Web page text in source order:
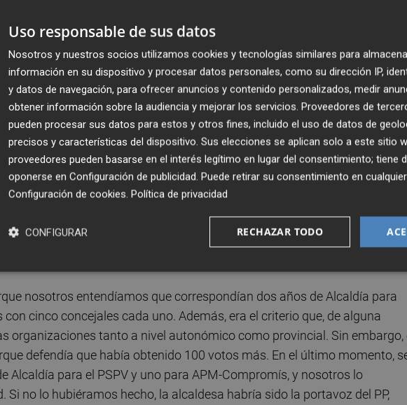
Comarca y empresa
Cambios en las alcaldías
valencianas: ¿quién asume la
vara de mando el último año
de legislatura?
Paula Picher
alcaldía entre PSPV y APM-Compromís fue uno de los principales
2023. ¿Cómo valora ahora, con cierta perspectiva, aquel
nosotros entendíamos que correspondían dos años de Alcaldía para
cinco concejales cada uno. Además, era el criterio que, de alguna
organizaciones tanto a nivel autonómico como provincial. Sin embargo,
defendía que había obtenido 100 votos más. En el último momento,
Alcaldía para el PSPV y uno para APM-Compromís, y nosotros lo
no lo hubiéramos hecho, la alcaldesa habría sido la portavoz del PP,
Uso responsable de sus datos
Nosotros y nuestros socios utilizamos cookies y tecnologías similares para
información en su dispositivo y procesar datos personales, como su dirección IP,
y datos de navegación, para ofrecer anuncios y contenido personalizados, medir
obtener información sobre la audiencia y mejorar los servicios. Proveedores de
pueden procesar sus datos para estos y otros fines, incluido el uso de datos de
precisos y características del dispositivo. Sus elecciones se aplican solo a este sitio
proveedores pueden basarse en el interés legítimo en lugar del consentimiento; tiene
oponerse en Configuración de publicidad. Puede retirar su consentimiento en
Configuración de cookies. Política de privacidad
RECHAZAR TODO
CONFIGURAR